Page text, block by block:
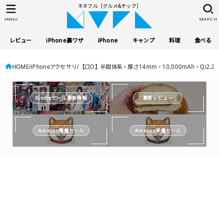
ネタフル［グルメ&テック］
レビュー iPhone裏ワザ iPhone キャンプ 料理 食べる
SEARCH
MENU
HOME iPhoneアクセサリ 【CIO】半固体系・厚さ14mm・10,000mAh・Qi2.2
Kindleセール最新情報 最新レビュー
Amazon電書セール Amazon家電セール